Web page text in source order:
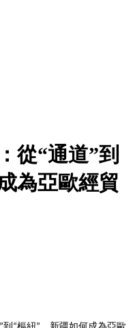
從“通道”到
為亞歐經貿